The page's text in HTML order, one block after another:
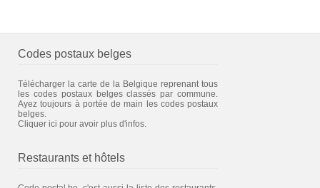
Codes postaux belges
Télécharger la carte de la Belgique reprenant tous
les codes postaux belges classés par commune.
Ayez toujours à portée de main les codes postaux
belges.
Cliquer ici pour avoir plus d'infos.
Restaurants et hôtels